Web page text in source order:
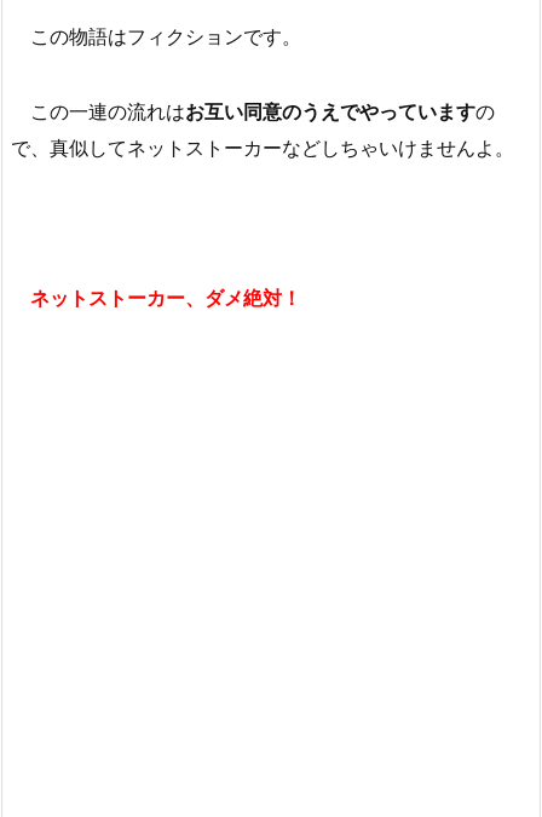
この物語はフィクションです。
この一連の流れはお互い同意のうえでやっていますの
で、真似してネットストーカーなどしちゃいけませんよ。
ネットストーカー、ダメ絶対！